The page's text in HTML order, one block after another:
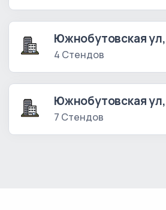
Южнобутовская
4 Стендов
Южнобутовская
7 Стендов